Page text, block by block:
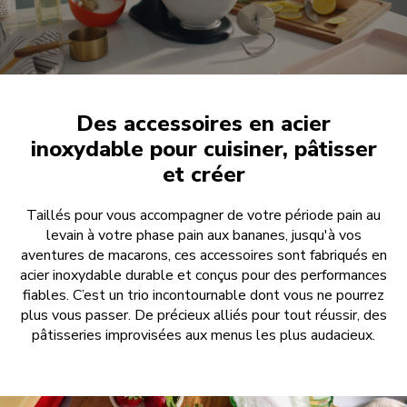
Des accessoires en acier
inoxydable pour cuisiner, pâtisser
et créer
Taillés pour vous accompagner de votre période pain au
levain à votre phase pain aux bananes, jusqu'à vos
aventures de macarons, ces accessoires sont fabriqués en
acier inoxydable durable et conçus pour des performances
fiables. C’est un trio incontournable dont vous ne pourrez
plus vous passer. De précieux alliés pour tout réussir, des
pâtisseries improvisées aux menus les plus audacieux.